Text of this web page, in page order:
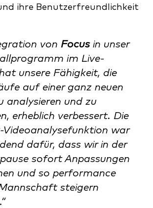
ihre Benutzerfreundlichkeit
von Focusin unser
im Live-
unsere Fähigkeit, die
auf einer ganz neuen
analysieren und zu
erheblich verbessert. Die
Videoanalysefunktion war
dafür, dass wir in der
sofort Anpassungen
und so performance
steigern